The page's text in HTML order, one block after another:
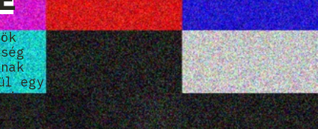
egy
ki